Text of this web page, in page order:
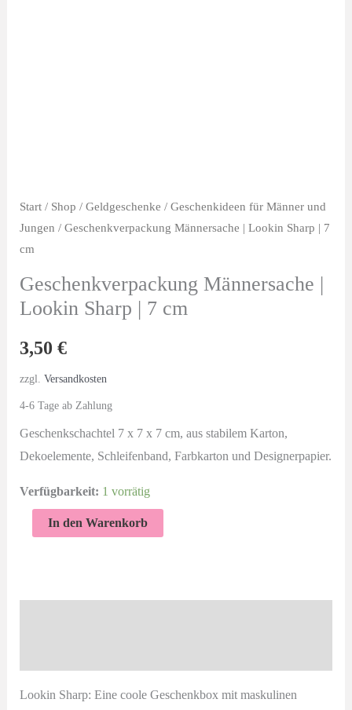
Start/ Shop / Geldgeschenke / Geschenkideen für Männer und
Jungen / Geschenkverpackung Männersache | Lookin Sharp | 7
cm
Geschenkverpackung Männersache |
Lookin Sharp | 7 cm
3,50 €
zzgl. Versandkosten
4-6 Tage ab Zahlung
Geschenkschachtel 7 x 7 x 7 cm, aus stabilem Karton,
Dekoelemente, Schleifenband, Farbkarton und Designerpapier.
Verfügbarkeit: 1 vorrätig
Geschenkverpackung
Menge
In den Warenkorb
Lookin Sharp: Eine coole Geschenkbox mit maskulinen